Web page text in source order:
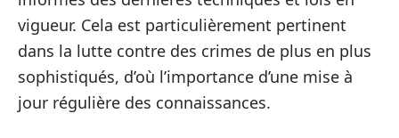
vigueur. Cela est particulièrement pertinent
dans la lutte contre des crimes de plus en plus
sophistiqués, d’où l’importance d’une mise à
jour régulière des connaissances.